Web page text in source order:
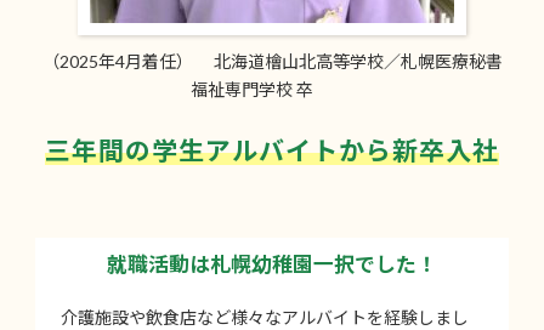
（2025年4月着任） 北海道檜山北高等学校／札幌医療秘書
福祉専門学校 卒
三年間の学生アルバイトから新卒入社
就職活動は札幌幼稚園一択でした！
介護施設や飲食店など様々なアルバイトを経験しまし